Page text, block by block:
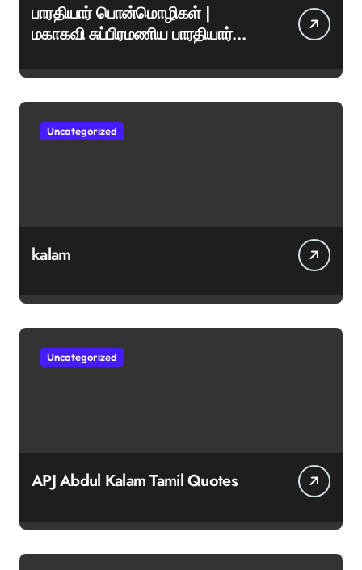
பாரதியார் பொன்மொழிகள் |
மகாகவி சுப்பிரமணிய பாரதியார்
ஊக்கமளிக்கும் வாசகங்கள்
Uncategorized
kalam
Uncategorized
APJ Abdul Kalam Tamil Quotes